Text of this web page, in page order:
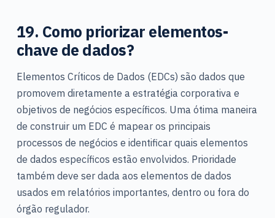
19. Como priorizar elementos-
chave de dados?
Elementos Críticos de Dados (EDCs) são dados que
promovem diretamente a estratégia corporativa e
objetivos de negócios específicos. Uma ótima maneira
de construir um EDC é mapear os principais
processos de negócios e identificar quais elementos
de dados específicos estão envolvidos. Prioridade
também deve ser dada aos elementos de dados
usados em relatórios importantes, dentro ou fora do
órgão regulador.